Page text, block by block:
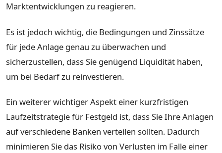
Marktentwicklungen zu reagieren.
Es ist jedoch wichtig, die Bedingungen und Zinssätze
für jede Anlage genau zu überwachen und
sicherzustellen, dass Sie genügend Liquidität haben,
um bei Bedarf zu reinvestieren.
Ein weiterer wichtiger Aspekt einer kurzfristigen
Laufzeitstrategie für Festgeld ist, dass Sie Ihre Anlagen
auf verschiedene Banken verteilen sollten. Dadurch
minimieren Sie das Risiko von Verlusten im Falle einer